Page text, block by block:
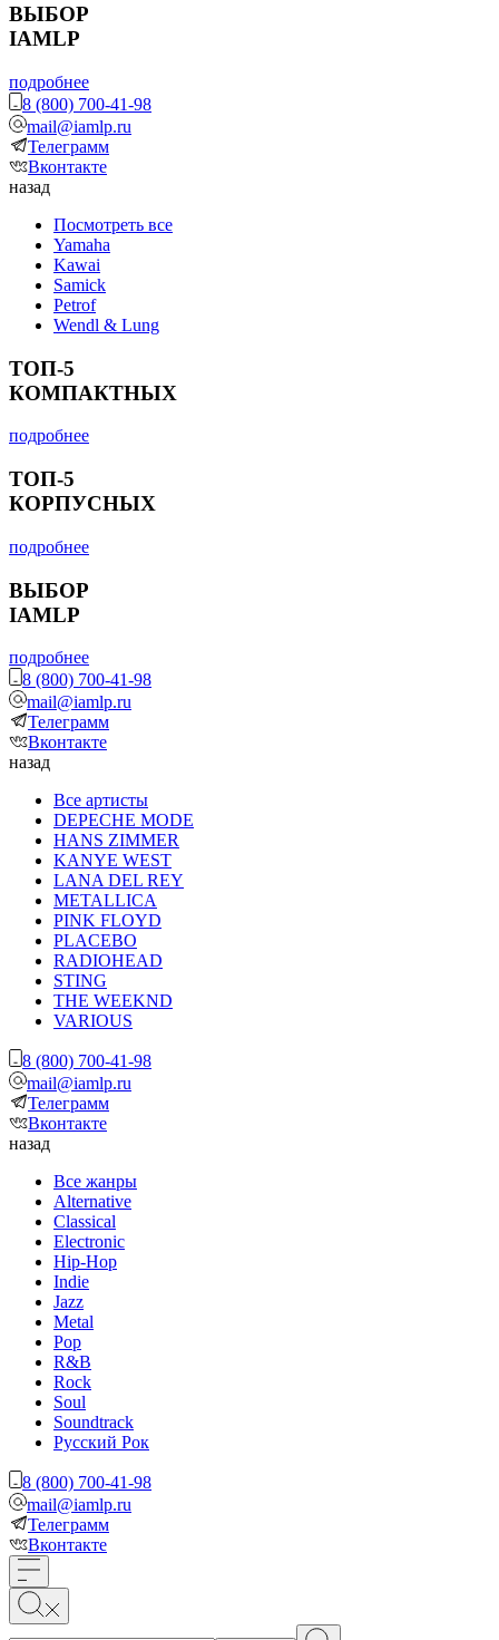
ВЫБОР
IAMLP
подробнее
8 (800) 700-41-98
mail@iamlp.ru
Телеграмм
Вконтакте
назад
Посмотреть все
Yamaha
Kawai
Samick
Petrof
Wendl & Lung
ТОП-5
КОМПАКТНЫХ
подробнее
ТОП-5
КОРПУСНЫХ
подробнее
ВЫБОР
IAMLP
подробнее
8 (800) 700-41-98
mail@iamlp.ru
Телеграмм
Вконтакте
назад
Все артисты
DEPECHE MODE
HANS ZIMMER
KANYE WEST
LANA DEL REY
METALLICA
PINK FLOYD
PLACEBO
RADIOHEAD
STING
THE WEEKND
VARIOUS
8 (800) 700-41-98
mail@iamlp.ru
Телеграмм
Вконтакте
назад
Все жанры
Alternative
Classical
Electronic
Hip-Hop
Indie
Jazz
Metal
Pop
R&B
Rock
Soul
Soundtrack
Русский Рок
8 (800) 700-41-98
mail@iamlp.ru
Телеграмм
Вконтакте